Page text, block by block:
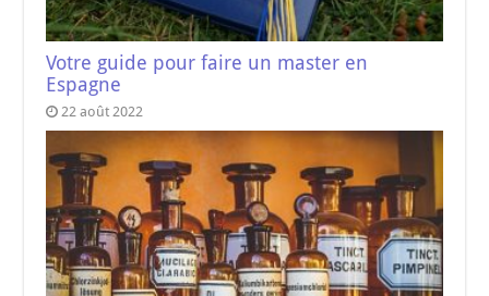
Votre guide pour faire un master en
Espagne
22 août 2022